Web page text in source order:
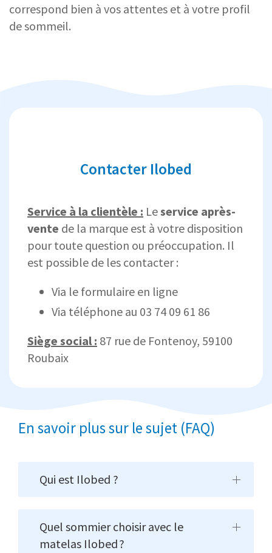
correspond bien à vos attentes et à votre profil
de sommeil.
Contacter Ilobed
Service à la clientèle : Leservice après-
vente de la marque est à votre disposition
pour toute question ou préoccupation. Il
est possible de les contacter :
Via le formulaire en ligne
Via téléphone au 03 74 09 61 86
Siège social : 87 rue de Fontenoy, 59100
Roubaix
En savoir plus sur le sujet (FAQ)
Qui est Ilobed ?
Quel sommier choisir avec le
matelas Ilobed ?